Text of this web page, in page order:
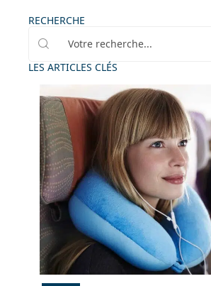
RECHERCHE
LES ARTICLES CLÉS